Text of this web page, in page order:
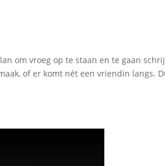
om vroeg op te staan en te gaan
of er komt nét een vriendin langs.